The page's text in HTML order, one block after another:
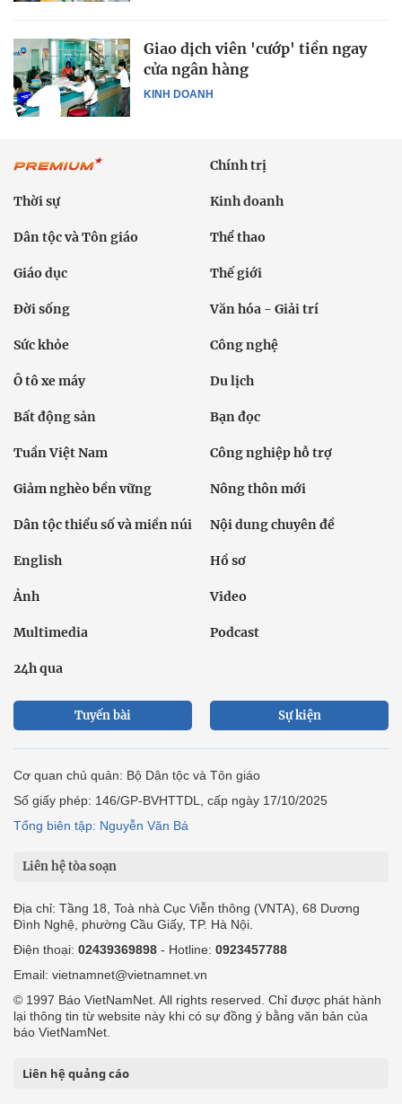
KINH DOANH
Giao dịch viên 'cướp' tiền ngay
cửa ngân hàng
Chính trị
Thời sự Kinh doanh
Dân tộc và Tôn giáo Thể thao
Giáo dục Thế giới
Đời sống Văn hóa - Giải trí
Sức khỏe Công nghệ
Ô tô xe máy Du lịch
Bất động sản Bạn đọc
Tuần Việt Nam Công nghiệp hỗ trợ
Giảm nghèo bền vững Nông thôn mới
Dân tộc thiểu số và miền núi Nội dung chuyên đề
English Hồ sơ
Ảnh Video
Multimedia Podcast
24h qua
Tuyến bài Sự kiện
Cơ quan chủ quản: Bộ Dân tộc và Tôn giáo
Số giấy phép: 146/GP-BVHTTDL, cấp ngày 17/10/2025
Tổng biên tập: Nguyễn Văn Bá
Liên hệ tòa soạn
Địa chỉ: Tầng 18, Toà nhà Cục Viễn thông (VNTA), 68 Dương
Đình Nghệ, phường Cầu Giấy, TP. Hà Nội.
Điện thoại: 02439369898 - Hotline: 0923457788
Email: vietnamnet@vietnamnet.vn
© 1997 Báo VietNamNet. All rights reserved. Chỉ được phát hành
lại thông tin từ website này khi có sự đồng ý bằng văn bản của
báo VietNamNet.
Liên hệ quảng cáo